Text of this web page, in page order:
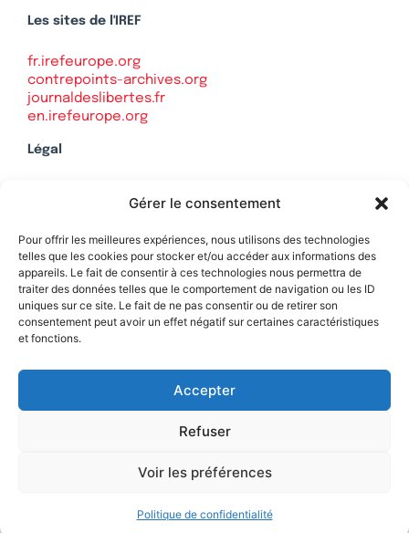
Gérer le consentement
Pour offrir les meilleures expériences, nous utilisons des technologies
telles que les cookies pour stocker et/ou accéder aux informations des
appareils. Le fait de consentir à ces technologies nous permettra de
traiter des données telles que le comportement de navigation ou les ID
uniques sur ce site. Le fait de ne pas consentir ou de retirer son
consentement peut avoir un effet négatif sur certaines caractéristiques
et fonctions.
Accepter
Refuser
Voir les préférences
Politique de confidentialité
Les sites de l'IREF
fr.irefeurope.org
contrepoints-archives.org
journaldeslibertes.fr
en.irefeurope.org
Légal
Politique de confidentialité
Contact
Soutenez Contrepoints
une réalisation SCENE 64